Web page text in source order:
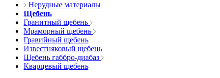
Нерудные материалы
Щебень
Гранитный щебень
Мраморный щебень
Гравийный щебень
Известняковый щебень
Щебень габбро-диабаз
Кварцевый щебень